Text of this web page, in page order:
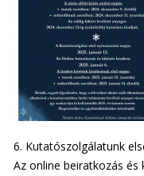
6. Kutatószolgálatunk
Az online beiratkozás és